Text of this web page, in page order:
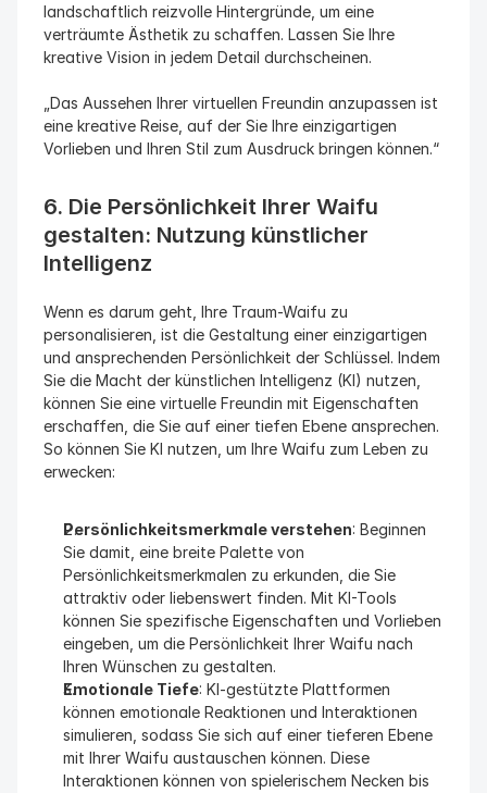
landschaftlich reizvolle Hintergründe, um eine
verträumte Ästhetik zu schaffen. Lassen Sie Ihre
kreative Vision in jedem Detail durchscheinen.
„Das Aussehen Ihrer virtuellen Freundin anzupassen ist
eine kreative Reise, auf der Sie Ihre einzigartigen
Vorlieben und Ihren Stil zum Ausdruck bringen können.“
6. Die Persönlichkeit Ihrer Waifu
gestalten: Nutzung künstlicher
Intelligenz
Wenn es darum geht, Ihre Traum-Waifu zu
personalisieren, ist die Gestaltung einer einzigartigen
und ansprechenden Persönlichkeit der Schlüssel. Indem
Sie die Macht der künstlichen Intelligenz (KI) nutzen,
können Sie eine virtuelle Freundin mit Eigenschaften
erschaffen, die Sie auf einer tiefen Ebene ansprechen.
So können Sie KI nutzen, um Ihre Waifu zum Leben zu
erwecken:
Persönlichkeitsmerkmale verstehen: Beginnen
Sie damit, eine breite Palette von
Persönlichkeitsmerkmalen zu erkunden, die Sie
attraktiv oder liebenswert finden. Mit KI-Tools
können Sie spezifische Eigenschaften und Vorlieben
eingeben, um die Persönlichkeit Ihrer Waifu nach
Ihren Wünschen zu gestalten.
Emotionale Tiefe: KI-gestützte Plattformen
können emotionale Reaktionen und Interaktionen
simulieren, sodass Sie sich auf einer tieferen Ebene
mit Ihrer Waifu austauschen können. Diese
Interaktionen können von spielerischem Necken bis